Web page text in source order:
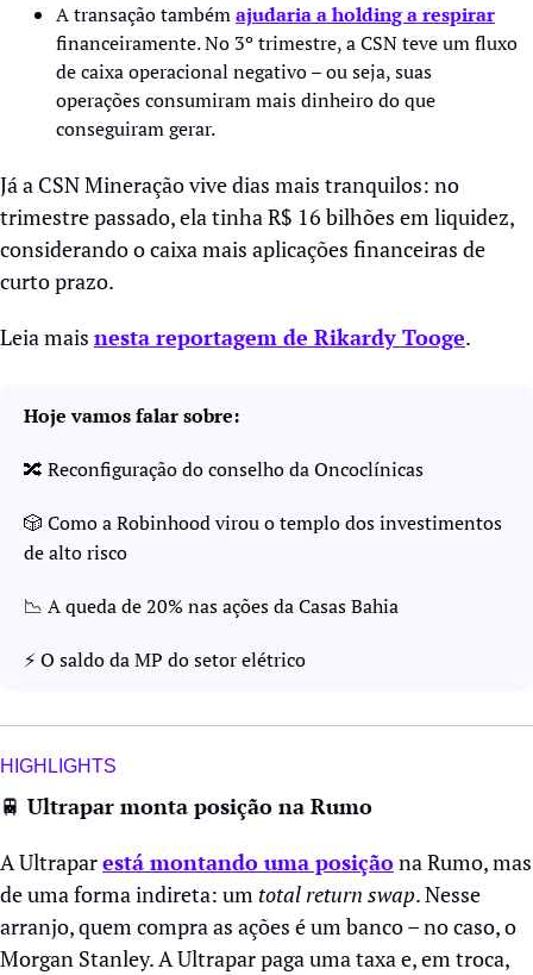
A transação também ajudaria a holding a respirar
financeiramente. No 3º trimestre, a CSN teve um fluxo
de caixa operacional negativo – ou seja, suas
operações consumiram mais dinheiro do que
conseguiram gerar.
Já a CSN Mineração vive dias mais tranquilos: no
trimestre passado, ela tinha R$ 16 bilhões em liquidez,
considerando o caixa mais aplicações financeiras de
curto prazo.
Leia mais nesta reportagem de Rikardy Tooge.
Hoje vamos falar sobre:
🔀 Reconfiguração do conselho da Oncoclínicas
🎲 Como a Robinhood virou o templo dos investimentos
de alto risco
📉 A queda de 20% nas ações da Casas Bahia
⚡️ O saldo da MP do setor elétrico
HIGHLIGHTS
🚆 Ultrapar monta posição na Rumo
A Ultrapar está montando uma posição na Rumo, mas
de uma forma indireta: um total return swap. Nesse
arranjo, quem compra as ações é um banco – no caso, o
Morgan Stanley. A Ultrapar paga uma taxa e, em troca,